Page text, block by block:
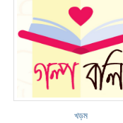
খড়ম